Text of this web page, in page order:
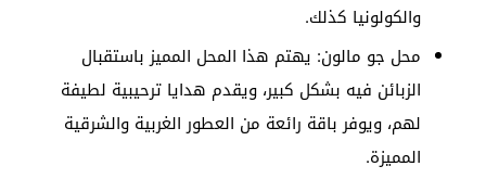
والكولونيا كذلك.
محل جو مالون: يهتم هذا المحل المميز باستقبال
الزبائن فيه بشكل كبير، ويقدم هدايا ترحيبية لطيفة
لهم، ويوفر باقة رائعة من العطور الغربية والشرقية
المميزة.